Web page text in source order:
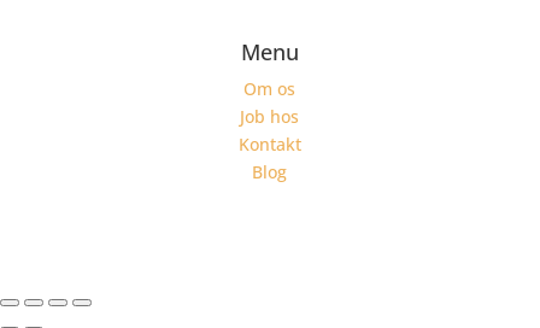
Menu
Om os
Job hos
Kontakt
Blog